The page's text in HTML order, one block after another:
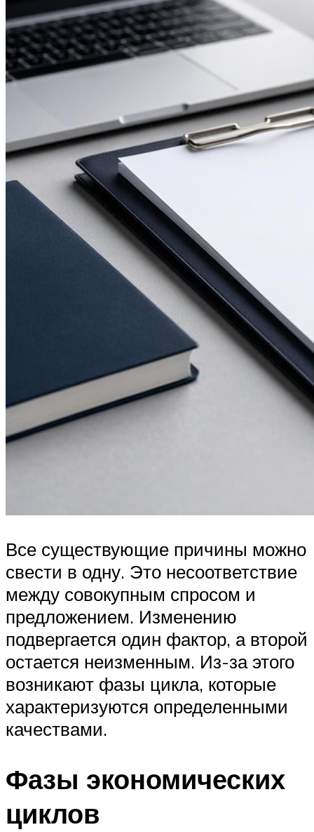
Все существующие причины можно
свести в одну. Это несоответствие
между совокупным спросом и
предложением. Изменению
подвергается один фактор, а второй
остается неизменным. Из-за этого
возникают фазы цикла, которые
характеризуются определенными
качествами.
Фазы экономических
циклов